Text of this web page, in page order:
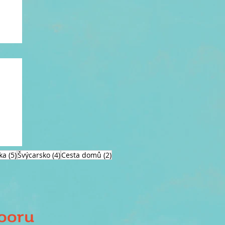
(5)5 příspěvků
Švýcarsko (4)4 příspěvky
Cesta domů (2)2 příspěvky